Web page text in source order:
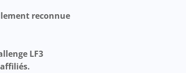
reconnue
LF3